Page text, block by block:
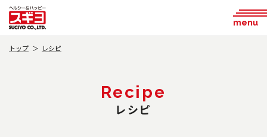
menu
トップ レシピ
Recipe
レシピ